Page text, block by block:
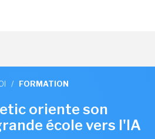
/ FORMATION
oriente son
école vers l'IA